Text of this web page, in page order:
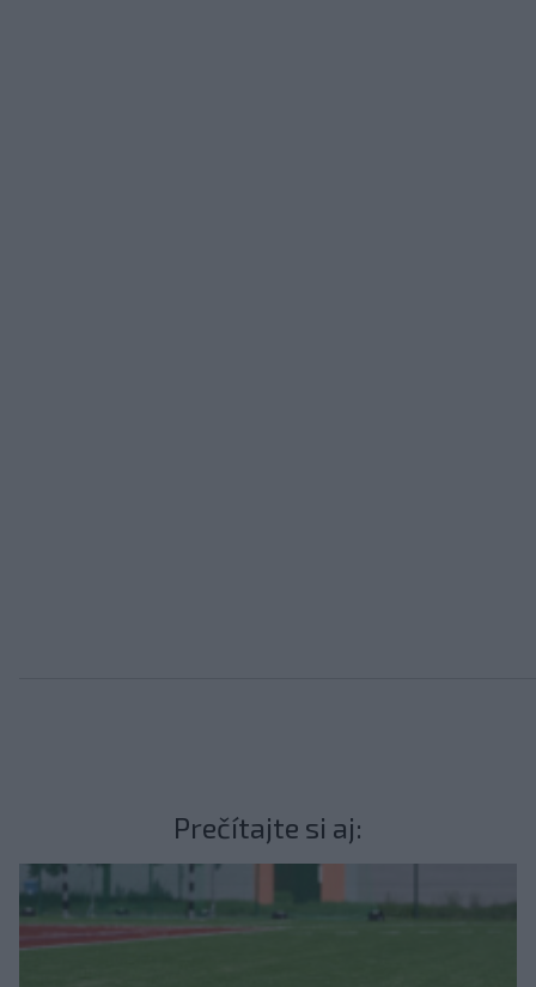
Prečítajte si aj: